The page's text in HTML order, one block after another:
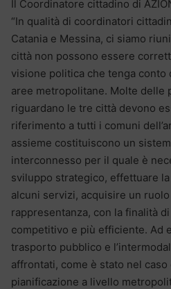
Il Coordinatore cittadino di
“In qualità di coordinatori
Catania e Messina, ci siamo
città non possono essere
visione politica che tenga conto
aree metropolitane. Molte delle
riguardano le tre città devono
riferimento a tutti i comuni
assieme costituiscono un
interconnesso per il quale è
sviluppo strategico, effettuare
alcuni servizi, acquisire un
rappresentanza, con la finalità
competitivo e più efficiente. Ad
trasporto pubblico e
affrontati, come è stato nel caso
pianificazione a livello